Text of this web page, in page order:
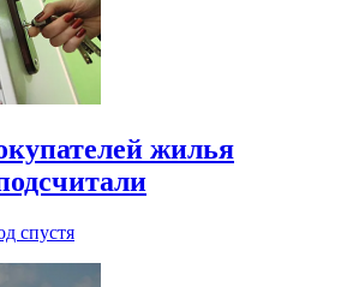
жилья
спустя